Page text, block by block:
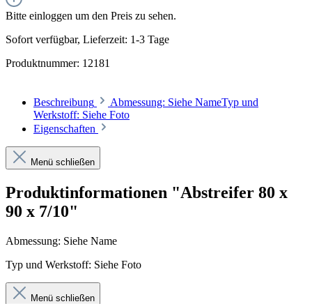
Bitte einloggen um den Preis zu sehen.
Sofort verfügbar, Lieferzeit: 1-3 Tage
Produktnummer: 12181
Beschreibung
Abmessung: Siehe NameTyp und
Werkstoff: Siehe Foto
Eigenschaften
Menü schließen
Produktinformationen "Abstreifer 80 x
90 x 7/10"
Abmessung: Siehe Name
Typ und Werkstoff: Siehe Foto
Menü schließen